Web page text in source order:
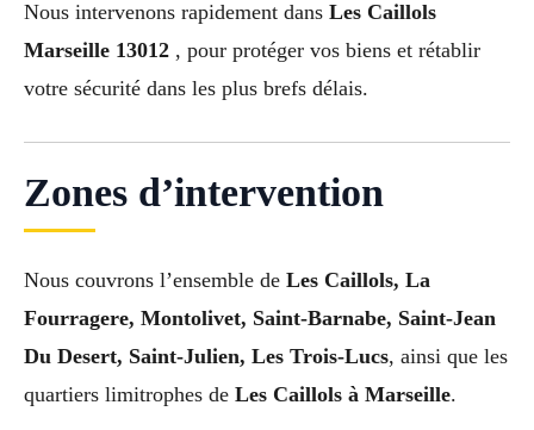
Nous intervenons rapidement dans Les Caillols
Marseille 13012 , pour protéger vos biens et rétablir
votre sécurité dans les plus brefs délais.
Zones d’intervention
Nous couvrons l’ensemble de Les Caillols, La
Fourragere, Montolivet, Saint-Barnabe, Saint-Jean
Du Desert, Saint-Julien, Les Trois-Lucs, ainsi que les
quartiers limitrophes de Les Caillols à Marseille.